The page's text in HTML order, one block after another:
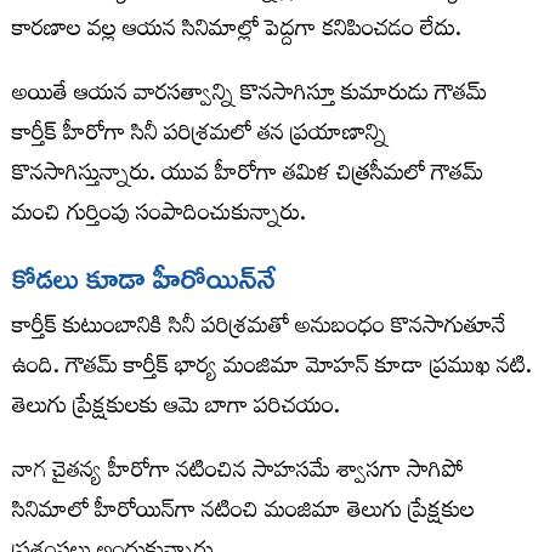
కారణాల వల్ల ఆయన సినిమాల్లో పెద్దగా కనిపించడం లేదు.
అయితే ఆయన వారసత్వాన్ని కొనసాగిస్తూ కుమారుడు గౌతమ్
కార్తీక్ హీరోగా సినీ పరిశ్రమలో తన ప్రయాణాన్ని
కొనసాగిస్తున్నారు. యువ హీరోగా తమిళ చిత్రసీమలో గౌతమ్
మంచి గుర్తింపు సంపాదించుకున్నారు.
కోడలు కూడా హీరోయిన్‌నే
కార్తీక్ కుటుంబానికి సినీ పరిశ్రమతో అనుబంధం కొనసాగుతూనే
ఉంది. గౌతమ్ కార్తీక్ భార్య మంజిమా మోహన్ కూడా ప్రముఖ నటి.
తెలుగు ప్రేక్షకులకు ఆమె బాగా పరిచయం.
నాగ చైతన్య హీరోగా నటించిన సాహసమే శ్వాసగా సాగిపో
సినిమాలో హీరోయిన్‌గా నటించి మంజిమా తెలుగు ప్రేక్షకుల